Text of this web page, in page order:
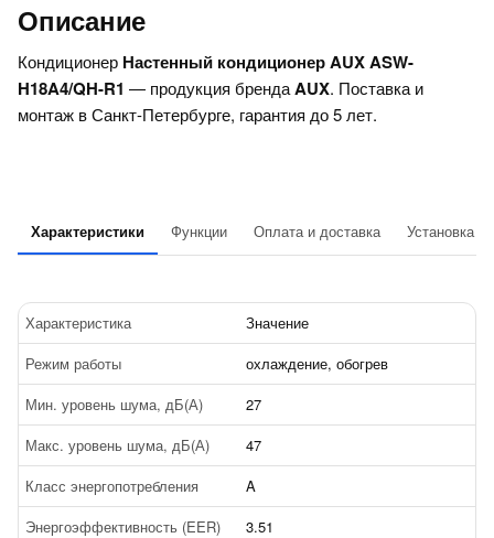
Описание
Кондиционер Настенный кондиционер AUX ASW-
H18A4/QH-R1 — продукция брендаAUX. Поставка и
монтаж в Санкт-Петербурге, гарантия до 5 лет.
Характеристики Функции Оплата и доставка Установка
Характеристика
Значение
Режим работы
охлаждение, обогрев
Мин. уровень шума, дБ(А)
27
Макс. уровень шума, дБ(А)
47
Класс энергопотребления
A
Энергоэффективность (EER)
3.51